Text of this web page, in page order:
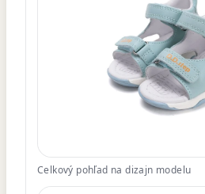
Celkový pohľad na dizajn modelu